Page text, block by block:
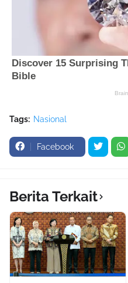
Tags: Nasional
Facebook
Berita Terkait